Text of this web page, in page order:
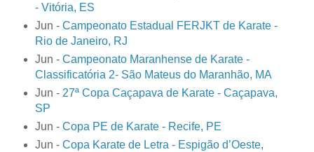
- Vitória, ES
Jun - Campeonato Estadual FERJKT de Karate -
Rio de Janeiro, RJ
Jun - Campeonato Maranhense de Karate -
Classificatória 2- São Mateus do Maranhão, MA
Jun - 27ª Copa Caçapava de Karate - Caçapava,
SP
Jun - Copa PE de Karate - Recife, PE
Jun - Copa Karate de Letra - Espigão d’Oeste,